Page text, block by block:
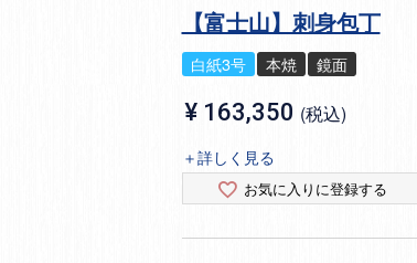
【富士山】刺身包丁
白紙3号 本焼 鏡面
¥ 163,350 税込
＋詳しく見る
お気に入りに登録する